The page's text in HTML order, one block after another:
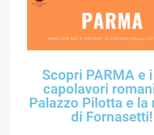
Scopri PARMA e
capolavori
Palazzo Pilotta e la
di Fornasetti!